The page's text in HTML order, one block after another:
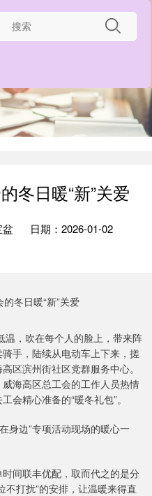
冬日暖“新”关爱
日期：2026-01-02
温，吹在每个人的脸上，带来阵
手，陆续从电动车上下来，搓
区滨州街社区党群服务中心。
海高区总工会的工作人员热情
会精心准备的“暖冬礼包”。
身边”专项活动现场的暖心一
间联丰优配，取而代之的是分
不打扰”的安排，让温暖来得直